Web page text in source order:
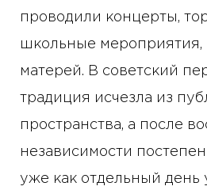
проводили концерты,
школьные мероприятия,
матерей. В советский
традиция исчезла из
пространства, а после
независимости
уже как отдельный день